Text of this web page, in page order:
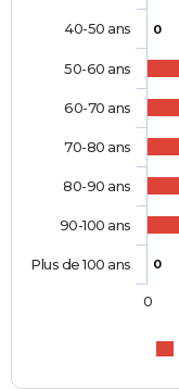
0
0
40-50 ans
50-60 ans
60-70 ans
70-80 ans
80-90 ans
90-100 ans
Plus de 100 ans
0